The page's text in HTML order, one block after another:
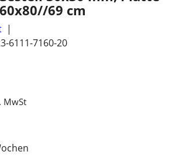
69 cm
6111-7160-20
MwSt